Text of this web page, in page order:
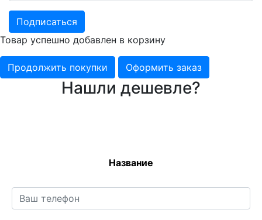
Подписаться
Товар успешно добавлен в корзину
Продолжить покупки Оформить заказ
Нашли дешевле?
Название